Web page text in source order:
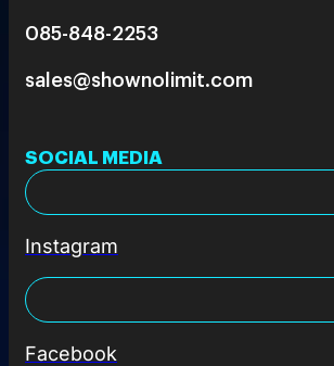
085-848-2253
sales@shownolimit.com
SOCIAL MEDIA
Instagram
Facebook